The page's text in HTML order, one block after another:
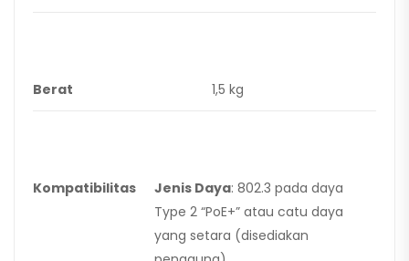
Berat 1,5 kg
Kompatibilitas Jenis Daya: 802.3 pada daya
Type 2 “PoE+” atau catu daya
yang setara (disediakan